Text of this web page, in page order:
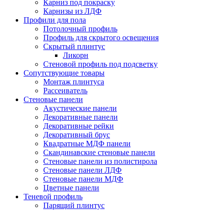
Карниз под покраску
Карнизы из ЛДФ
Профили для пола
Потолочный профиль
Профиль для скрытого освещения
Скрытый плинтус
Ликорн
Стеновой профиль под подсветку
Сопутствующие товары
Монтаж плинтуса
Рассеиватель
Стеновые панели
Акустические панели
Декоративные панели
Декоративные рейки
Декоративный брус
Квадратные МДФ панели
Скандинавские стеновые панели
Стеновые панели из полистирола
Стеновые панели ЛДФ
Стеновые панели МДФ
Цветные панели
Теневой профиль
Парящий плинтус